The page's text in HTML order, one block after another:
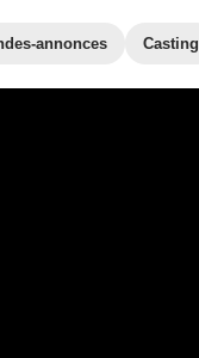
annonces Casting